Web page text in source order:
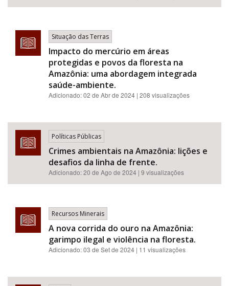
Situação das Terras
Impacto do mercúrio em áreas
protegidas e povos da floresta na
Amazônia: uma abordagem integrada
saúde-ambiente.
Adicionado:02 de Abr de 2024 | 208 visualizações
Políticas Públicas
Crimes ambientais na Amazônia: lições e
desafios da linha de frente.
Adicionado:20 de Ago de 2024 | 9 visualizações
Recursos Minerais
A nova corrida do ouro na Amazônia:
garimpo ilegal e violência na floresta.
Adicionado:03 de Set de 2024 | 11 visualizações